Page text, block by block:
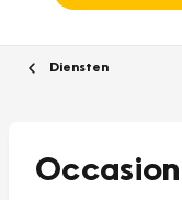
Diensten